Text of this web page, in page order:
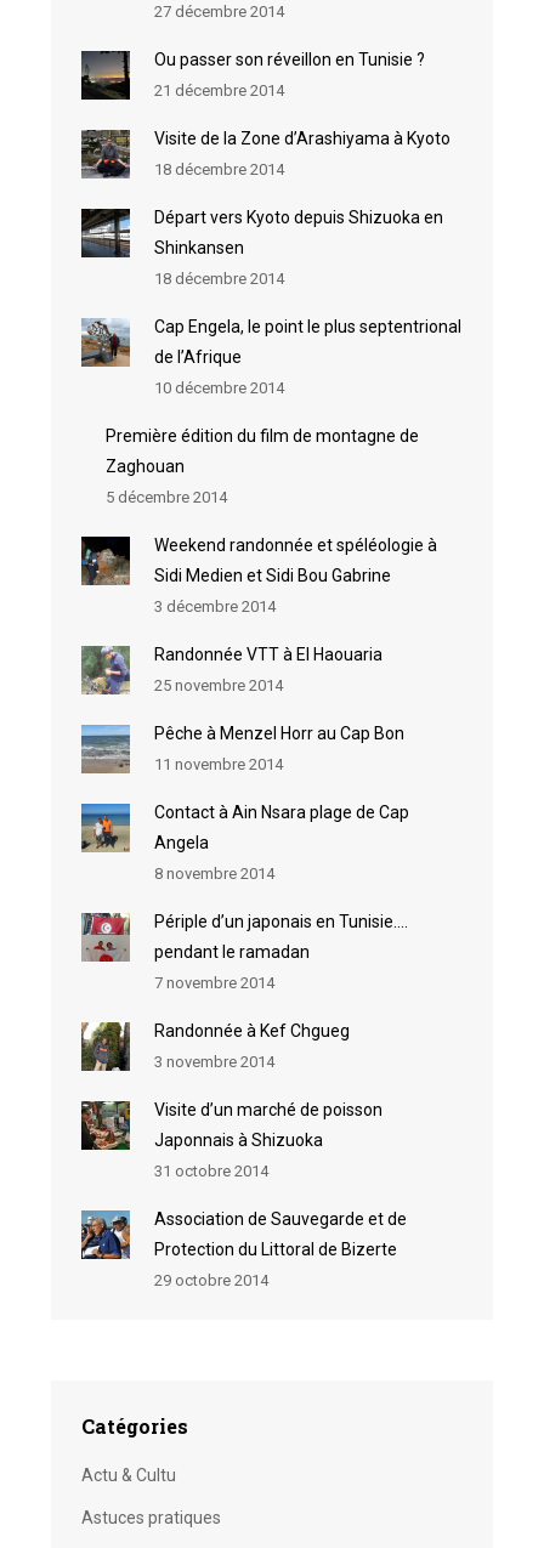
27 décembre 2014
Ou passer son réveillon en Tunisie ?
21 décembre 2014
Visite de la Zone d’Arashiyama à Kyoto
18 décembre 2014
Départ vers Kyoto depuis Shizuoka en
Shinkansen
18 décembre 2014
Cap Engela, le point le plus septentrional
de l’Afrique
10 décembre 2014
Première édition du film de montagne de
Zaghouan
5 décembre 2014
Weekend randonnée et spéléologie à
Sidi Medien et Sidi Bou Gabrine
3 décembre 2014
Randonnée VTT à El Haouaria
25 novembre 2014
Pêche à Menzel Horr au Cap Bon
11 novembre 2014
Contact à Ain Nsara plage de Cap
Angela
8 novembre 2014
Périple d’un japonais en Tunisie….
pendant le ramadan
7 novembre 2014
Randonnée à Kef Chgueg
3 novembre 2014
Visite d’un marché de poisson
Japonnais à Shizuoka
31 octobre 2014
Association de Sauvegarde et de
Protection du Littoral de Bizerte
29 octobre 2014
Catégories
Actu & Cultu
Astuces pratiques